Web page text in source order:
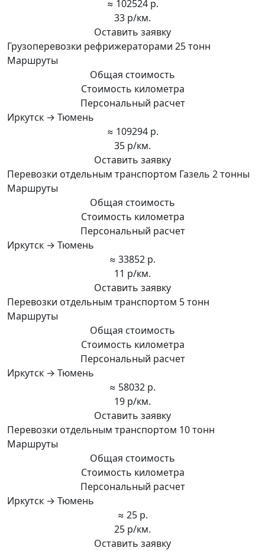
≈ 102524 р.
33 р/км.
Оставить заявку
Грузоперевозки рефрижераторами 25 тонн
Маршруты
Общая стоимость
Стоимость километра
Персональный расчет
Иркутск → Тюмень
≈ 109294 р.
35 р/км.
Оставить заявку
Перевозки отдельным транспортом Газель 2 тонны
Маршруты
Общая стоимость
Стоимость километра
Персональный расчет
Иркутск → Тюмень
≈ 33852 р.
11 р/км.
Оставить заявку
Перевозки отдельным транспортом 5 тонн
Маршруты
Общая стоимость
Стоимость километра
Персональный расчет
Иркутск → Тюмень
≈ 58032 р.
19 р/км.
Оставить заявку
Перевозки отдельным транспортом 10 тонн
Маршруты
Общая стоимость
Стоимость километра
Персональный расчет
Иркутск → Тюмень
≈ 25 р.
25 р/км.
Оставить заявку